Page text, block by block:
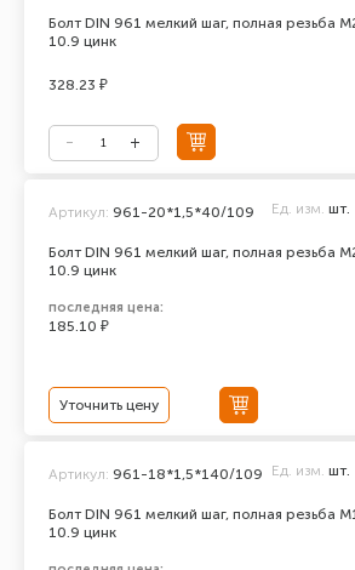
Болт DIN 961 мелкий шаг, полная резьба
10.9 цинк
328.23 ₽
Болт DIN 961 мелкий шаг, полная резьба
10.9 цинк
Артикул: 961-20*1,5*40/109 Ед. изм. шт.
последняя цена:
185.10 ₽
Уточнить цену
Болт DIN 961 мелкий шаг, полная резьба
10.9 цинк
Артикул: 961-18*1,5*140/109 Ед. изм. шт.